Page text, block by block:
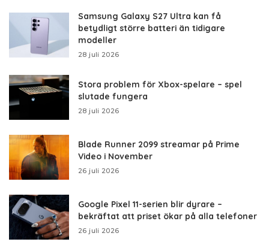
Samsung Galaxy S27 Ultra kan få
betydligt större batteri än tidigare
modeller
28 juli 2026
Stora problem för Xbox-spelare – spel
slutade fungera
28 juli 2026
Blade Runner 2099 streamar på Prime
Video i November
26 juli 2026
Google Pixel 11-serien blir dyrare –
bekräftat att priset ökar på alla telefoner
26 juli 2026